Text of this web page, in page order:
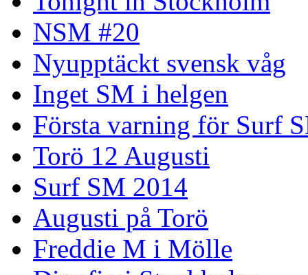
NSM #20
Nyupptäckt svensk våg
Inget SM i helgen
Första varning för Surf
Torö 12 Augusti
Surf SM 2014
Augusti på Torö
Freddie M i Mölle